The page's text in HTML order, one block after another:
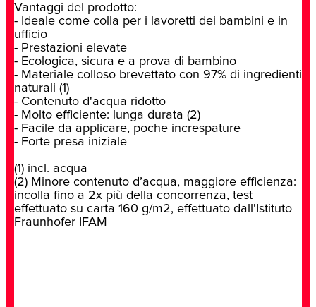
Vantaggi del prodotto:
- Ideale come colla per i lavoretti dei bambini e in
ufficio
- Prestazioni elevate
- Ecologica, sicura e a prova di bambino
- Materiale colloso brevettato con 97% di ingredienti
naturali (1)
- Contenuto d'acqua ridotto
- Molto efficiente: lunga durata (2)
- Facile da applicare, poche increspature
- Forte presa iniziale
(1) incl. acqua
(2) Minore contenuto d’acqua, maggiore efficienza:
incolla fino a 2x più della concorrenza, test
effettuato su carta 160 g/m2, effettuato dall'Istituto
Fraunhofer IFAM